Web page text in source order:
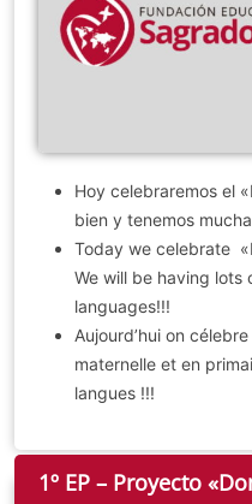
Hoy celebraremos el
bien y tenemos
Today we celebrate
We will be having
languages!!!
Aujourd’hui on
maternelle et en
langues !!!
1º EP – Proyecto